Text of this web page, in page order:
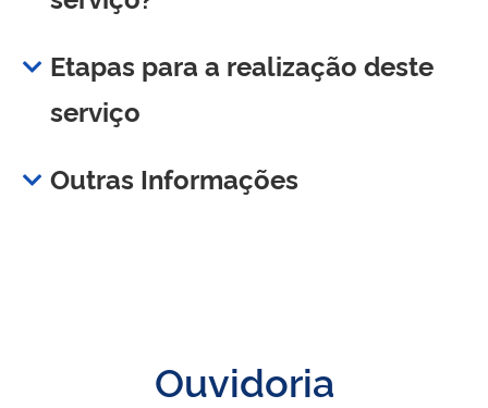
Etapas para a realização deste
serviço
Outras Informações
Ouvidoria